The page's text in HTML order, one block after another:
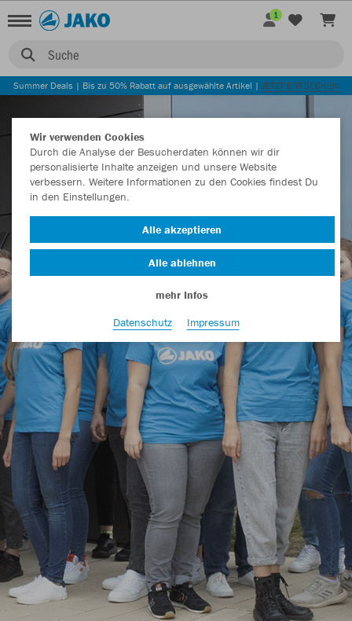
Suche
1
Summer Deals | Bis zu 50% Rabatt auf ausgewählte Artikel | JETZT ENTDECKEN
JAKO COMMUNITY
Wir verwenden Cookies
Durch die Analyse der Besucherdaten können wir dir
personalisierte Inhalte anzeigen und unsere Website
verbessern. Weitere Informationen zu den Cookies findest Du
in den Einstellungen.
Alle akzeptieren
Alle ablehnen
mehr Infos
Datenschutz
Impressum